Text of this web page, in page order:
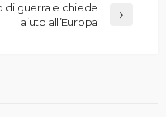
di guerra e chiede
aiuto all’Europa